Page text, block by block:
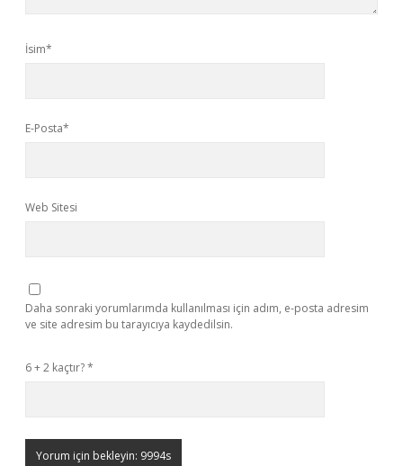
İsim*
E-Posta*
Web Sitesi
Daha sonraki yorumlarımda kullanılması için adım, e-posta adresim
ve site adresim bu tarayıcıya kaydedilsin.
6 + 2 kaçtır?*